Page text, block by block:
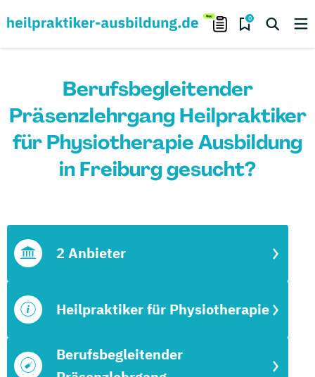
0
Berufsbegleitender
Präsenzlehrgang Heilpraktiker
für Physiotherapie Ausbildung
in Freiburg gesucht?
Berufsbegleitender
Heilpraktiker für Physiotherapie
2 Anbieter